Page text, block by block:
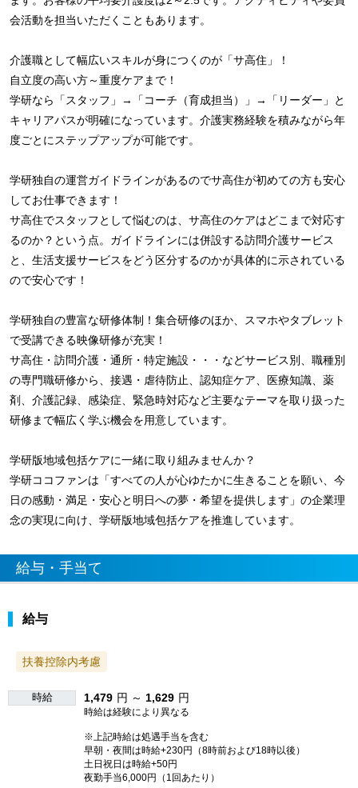
会活動を担当いただくこともあります。
介護職として幅広いスキルが身につくのが「サ高住」！
自立度の高い方～重度ケアまで！
学研なら「スタッフ」→「コーチ（育成担当）」→「リーダー」と
キャリアパスが明確になっています。介護実務経験を積みながら年
度ごとにステップアップが可能です。
学研独自の運営ガイドラインがあるのでサ高住が初めての方も安心
してお仕事できます！
サ高住でスタッフとして悩むのは、サ高住のケアはどこまで対応す
るのか？という点。ガイドラインには併設する訪問介護サービス
と、生活支援サービスをどう区分するのかが具体的に示されている
ので安心です！
学研独自の豊富な研修体制！集合研修のほか、スマホやタブレット
で受講できる映像研修が充実！
サ高住・訪問介護・通所・特定施設・・・などサービス別、職種別
の専門職研修から、接遇・虐待防止、認知症ケア、医療知識、薬
剤、介護記録、感染症、緊急時対応など主要なテーマを取り扱った
研修まで幅広く学ぶ機会を用意しています。
学研版地域包括ケアに一緒に取り組みませんか？
学研ココファンは「すべての人が心ゆたかに生きることを願い、今
日の感動・満足・安心と明日への夢・希望を提供します」の企業理
念の実現に向け、学研版地域包括ケアを推進しています。
給与・手当て
給与
扶養控除内考慮
時給 1,479 円 ～ 1,629 円
時給は経験により異なる
※上記時給は処遇手当を含む
早朝・夜間は時給+230円（8時前および18時以後）
土日祝日は時給+50円
夜勤手当6,000円（1回あたり）